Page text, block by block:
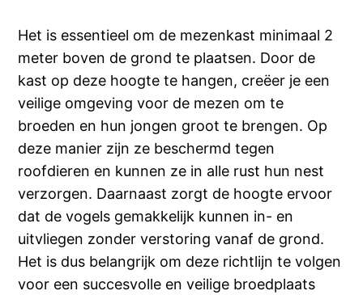
Het is essentieel om de mezenkast minimaal 2
meter boven de grond te plaatsen. Door de
kast op deze hoogte te hangen, creëer je een
veilige omgeving voor de mezen om te
broeden en hun jongen groot te brengen. Op
deze manier zijn ze beschermd tegen
roofdieren en kunnen ze in alle rust hun nest
verzorgen. Daarnaast zorgt de hoogte ervoor
dat de vogels gemakkelijk kunnen in- en
uitvliegen zonder verstoring vanaf de grond.
Het is dus belangrijk om deze richtlijn te volgen
voor een succesvolle en veilige broedplaats